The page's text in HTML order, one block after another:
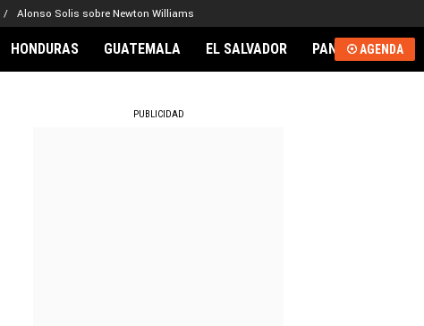
Alonso Solis sobre Newton Williams
HONDURAS GUATEMALA EL SALVADOR PANAMÁAGENDA
PUBLICIDAD